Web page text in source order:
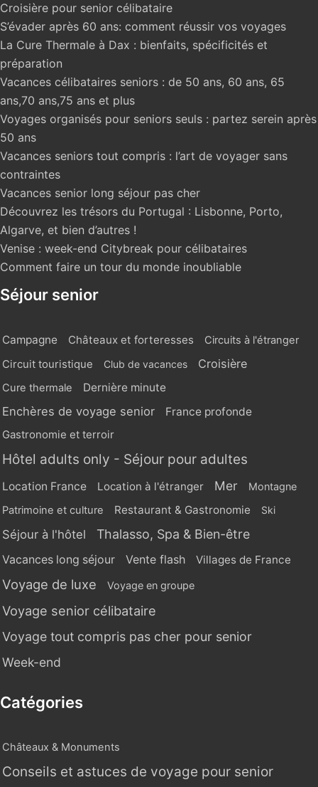
Croisière pour senior célibataire
S’évader après 60 ans: comment réussir vos voyages
La Cure Thermale à Dax : bienfaits, spécificités et
préparation
Vacances célibataires seniors : de 50 ans, 60 ans, 65
ans,70 ans,75 ans et plus
Voyages organisés pour seniors seuls : partez serein après
50 ans
Vacances seniors tout compris : l’art de voyager sans
contraintes
Vacances senior long séjour pas cher
Découvrez les trésors du Portugal : Lisbonne, Porto,
Algarve, et bien d’autres !
Venise : week-end Citybreak pour célibataires
Comment faire un tour du monde inoubliable
Séjour senior
Campagne Châteaux et forteresses
Circuits à l'étranger
Circuit touristique
Club de vacances Croisière
Cure thermale Dernière minute
Enchères de voyage senior
France profonde
Gastronomie et terroir
Hôtel adults only - Séjour pour adultes
Location France Location à l'étranger Mer Montagne
Patrimoine et culture Restaurant & Gastronomie Ski
Séjour à l'hôtel Thalasso, Spa & Bien-être
Vacances long séjour Vente flash Villages de France
Voyage de luxe Voyage en groupe
Voyage senior célibataire
Voyage tout compris pas cher pour senior
Week-end
Catégories
Châteaux & Monuments
Conseils et astuces de voyage pour senior